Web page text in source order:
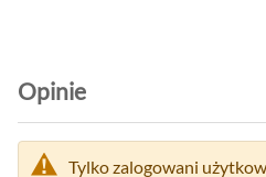
Opinie
Tylko zalogowani